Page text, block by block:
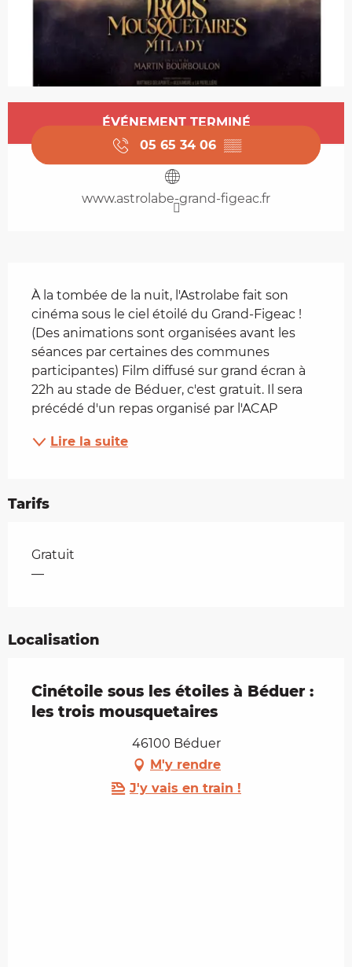
Ouverture et coordonnées
ÉVÉNEMENT TERMINÉ
05 65 34 06 ▒▒
www.astrolabe-grand-figeac.fr
À la tombée de la nuit, l'Astrolabe fait son
cinéma sous le ciel étoilé du Grand-Figeac !
(Des animations sont organisées avant les
séances par certaines des communes
participantes) Film diffusé sur grand écran à
22h au stade de Béduer, c'est gratuit. Il sera
précédé d'un repas organisé par l'ACAP
Lire la suite
Tarifs
Tarifs 2026
Gratuit
—
Localisation
Cinétoile sous les étoiles à Béduer :
les trois mousquetaires
46100 Béduer
M'y rendre
J'y vais en train !